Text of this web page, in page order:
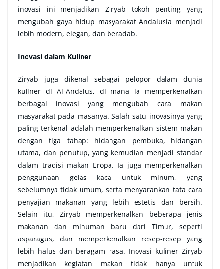
inovasi ini menjadikan Ziryab tokoh penting yang
mengubah gaya hidup masyarakat Andalusia menjadi
lebih modern, elegan, dan beradab.
Inovasi dalam Kuliner
Ziryab juga dikenal sebagai pelopor dalam dunia
kuliner di Al-Andalus, di mana ia memperkenalkan
berbagai inovasi yang mengubah cara makan
masyarakat pada masanya. Salah satu inovasinya yang
paling terkenal adalah memperkenalkan sistem makan
dengan tiga tahap: hidangan pembuka, hidangan
utama, dan penutup, yang kemudian menjadi standar
dalam tradisi makan Eropa. Ia juga memperkenalkan
penggunaan gelas kaca untuk minum, yang
sebelumnya tidak umum, serta menyarankan tata cara
penyajian makanan yang lebih estetis dan bersih.
Selain itu, Ziryab memperkenalkan beberapa jenis
makanan dan minuman baru dari Timur, seperti
asparagus, dan memperkenalkan resep-resep yang
lebih halus dan beragam rasa. Inovasi kuliner Ziryab
menjadikan kegiatan makan tidak hanya untuk